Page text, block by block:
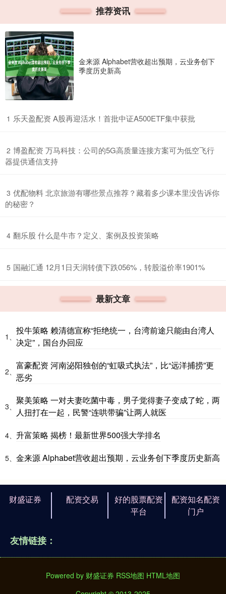
推荐资讯
金来源 Alphabet营收超出预期，云业务创下
季度历史新高
1 ​乐天盈配资 A股再迎活水！首批中证A500ETF集中获批
2 ​博盈配资 万马科技：公司的5G高质量连接方案可为低空飞行
器提供通信支持
3 ​优配物料 北京旅游有哪些景点推荐？藏着多少课本里没告诉你
的秘密？
4 ​翻乐股 什么是牛市？定义、案例及投资策略
5 ​国融汇通 12月1日天润转债下跌056%，转股溢价率1901%
最新文章
1、
投牛策略 赖清德宣称“拒绝统一，台湾前途只能由台湾人
决定”，国台办回应
2、
富豪配资 河南泌阳独创的“虹吸式执法”，比“远洋捕捞”更
恶劣
3、
聚美策略 一对夫妻吃菌中毒，男子觉得妻子变成了蛇，两
人扭打在一起，民警“连哄带骗”让两人就医
4、 升富策略 揭榜！最新世界500强大学排名
5、 金来源 Alphabet营收超出预期，云业务创下季度历史新高
财盛证券 配资交易
好的股票配资
平台
配资知名配资
门户
友情链接：
Powered by 财盛证券 RSS地图 HTML地图